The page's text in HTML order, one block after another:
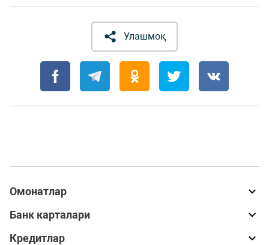
Улашмоқ
Омонатлар
Банк карталари
Кредитлар